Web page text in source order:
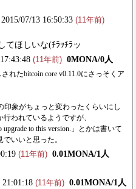
2015/07/13 16:50:33 (11年前)
てほしいな(ﾁﾗｯﾁﾗッ
(11年前) 0MONA/0人
れたbitcoin core v0.11.0にさっそくア
象がちょっと変わったくらいにし
われているようですが、
to this version.」とかは書いて
いいと思った。
(11年前) 0.01MONA/1人
21:01:18 (11年前) 0.01MONA/1人